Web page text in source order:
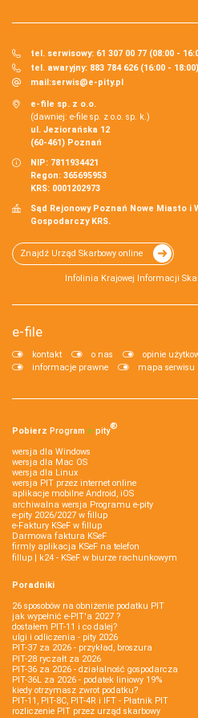
tel. serwisowy: 61 307 00 77 (08:00 -
tel. awaryjny: 883 784 626 (16:00 - 18:00)
mail:serwis@e-pity.pl
e-file sp. z o.o.
(dawniej: e-file sp. z o.o. sp. k.)
ul. Jeziorańska 12
(60-461) Poznań
NIP: 7811934421
Regon: 365695953
KRS: 0001202973
Sąd Rejonowy Poznań Nowe Miasto i
Gospodarczy KRS.
Znajdź Urząd Skarbowy online
Infolinia Krajowej Informacji
e-file
kontakt o nas opinie
informacje prawne
mapa serwisu
Pobierz Program e‑pity®
wersja dla Windows
wersja dla Mac OS
wersja dla Linux
wersja PIT przez internet online
aplikacje mobilne Android, iOS
archiwalna wersja Programu e-pity
e-pity 2026/2027 w fillup
e‑Faktury KSeF w fillup
Darmowa faktura KSeF
firmly aplikacja KSeF na telefon
fillup | k24 - KSeF w biurze rachunkowym
Poradniki
26 sposobów na obniżenie podatku PIT
jak wypełnić e-PIT'a 2027 ?
dostałem PIT-11 i co dalej?
ulgi i odliczenia - pity 2026
PIT-37 za 2026 - przykład, broszura
PIT-28 ryczałt za 2026
PIT-36 za 2026 - działalność gospodarcza
PIT-36L za 2026 - podatek liniowy 19%
kiedy otrzymasz zwrot podatku?
PIT-11, PIT-8C, PIT-4R i IFT - Płatnik PIT
rozliczenie PIT przez urząd skarbowy